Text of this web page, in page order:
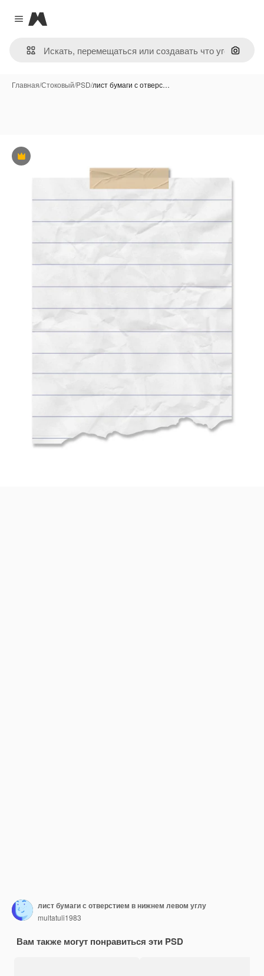
Close menu
Magnific
Поиск
Главная/Стоковый/PSD/лист бумаги с отверс…
Премиум
лист бумаги с отверстием в нижнем левом углу
multatuli1983
Вам также могут понравиться эти PSD